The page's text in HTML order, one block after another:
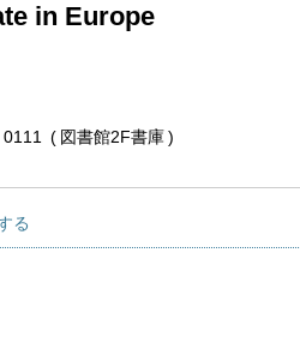
in Europe
0111 図書館2F書庫
る